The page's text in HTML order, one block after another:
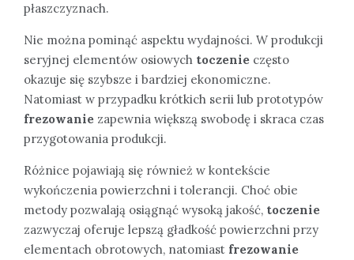
płaszczyznach.
Nie można pominąć aspektu wydajności. W produkcji
seryjnej elementów osiowych toczenie często
okazuje się szybsze i bardziej ekonomiczne.
Natomiast w przypadku krótkich serii lub prototypów
frezowanie zapewnia większą swobodę i skraca czas
przygotowania produkcji.
Różnice pojawiają się również w kontekście
wykończenia powierzchni i tolerancji. Choć obie
metody pozwalają osiągnąć wysoką jakość, toczenie
zazwyczaj oferuje lepszą gładkość powierzchni przy
elementach obrotowych, natomiast frezowanie